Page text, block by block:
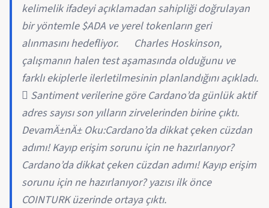
kelimelik ifadeyi açıklamadan sahipliği doğrulayan
bir yöntemle $ADA ve yerel tokenların geri
alınmasını hedefliyor. 離 Charles Hoskinson,
çalışmanın halen test aşamasında olduğunu ve
farklı ekiplerle ilerletilmesinin planlandığını açıkladı.
 Santiment verilerine göre Cardano’da günlük aktif
adres sayısı son yılların zirvelerinden birine çıktı.
DevamÄ±nÄ± Oku:Cardano’da dikkat çeken cüzdan
adımı! Kayıp erişim sorunu için ne hazırlanıyor?
Cardano’da dikkat çeken cüzdan adımı! Kayıp erişim
sorunu için ne hazırlanıyor? yazısı ilk önce
COINTURK üzerinde ortaya çıktı.